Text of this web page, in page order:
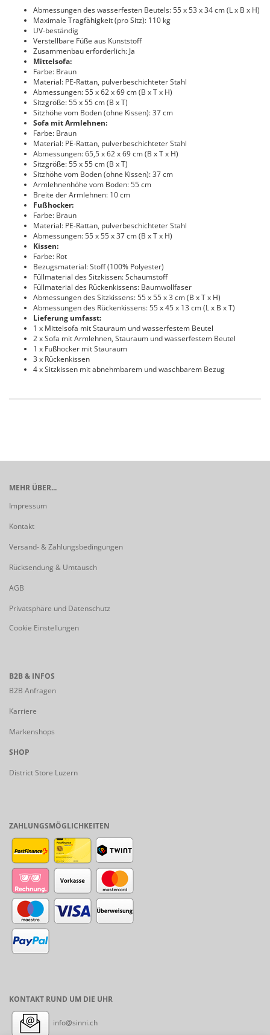
Abmessungen des wasserfesten Beutels: 55 x 53 x 34 cm (L x B x H)
Maximale Tragfähigkeit (pro Sitz): 110 kg
UV-beständig
Verstellbare Füße aus Kunststoff
Zusammenbau erforderlich: Ja
Mittelsofa:
Farbe: Braun
Material: PE-Rattan, pulverbeschichteter Stahl
Abmessungen: 55 x 62 x 69 cm (B x T x H)
Sitzgröße: 55 x 55 cm (B x T)
Sitzhöhe vom Boden (ohne Kissen): 37 cm
Sofa mit Armlehnen:
Farbe: Braun
Material: PE-Rattan, pulverbeschichteter Stahl
Abmessungen: 65,5 x 62 x 69 cm (B x T x H)
Sitzgröße: 55 x 55 cm (B x T)
Sitzhöhe vom Boden (ohne Kissen): 37 cm
Armlehnenhöhe vom Boden: 55 cm
Breite der Armlehnen: 10 cm
Fußhocker:
Farbe: Braun
Material: PE-Rattan, pulverbeschichteter Stahl
Abmessungen: 55 x 55 x 37 cm (B x T x H)
Kissen:
Farbe: Rot
Bezugsmaterial: Stoff (100% Polyester)
Füllmaterial des Sitzkissen: Schaumstoff
Füllmaterial des Rückenkissens: Baumwollfaser
Abmessungen des Sitzkissens: 55 x 55 x 3 cm (B x T x H)
Abmessungen des Rückenkissens: 55 x 45 x 13 cm (L x B x T)
Lieferung umfasst:
1 x Mittelsofa mit Stauraum und wasserfestem Beutel
2 x Sofa mit Armlehnen, Stauraum und wasserfestem Beutel
1 x Fußhocker mit Stauraum
3 x Rückenkissen
4 x Sitzkissen mit abnehmbarem und waschbarem Bezug
MEHR ÜBER...
Impressum
Kontakt
Versand- & Zahlungsbedingungen
Rücksendung & Umtausch
AGB
Privatsphäre und Datenschutz
Cookie Einstellungen
B2B & INFOS
B2B Anfragen
Karriere
Markenshops
SHOP
District Store Luzern
ZAHLUNGSMÖGLICHKEITEN
KONTAKT RUND UM DIE UHR
info@sinni.ch